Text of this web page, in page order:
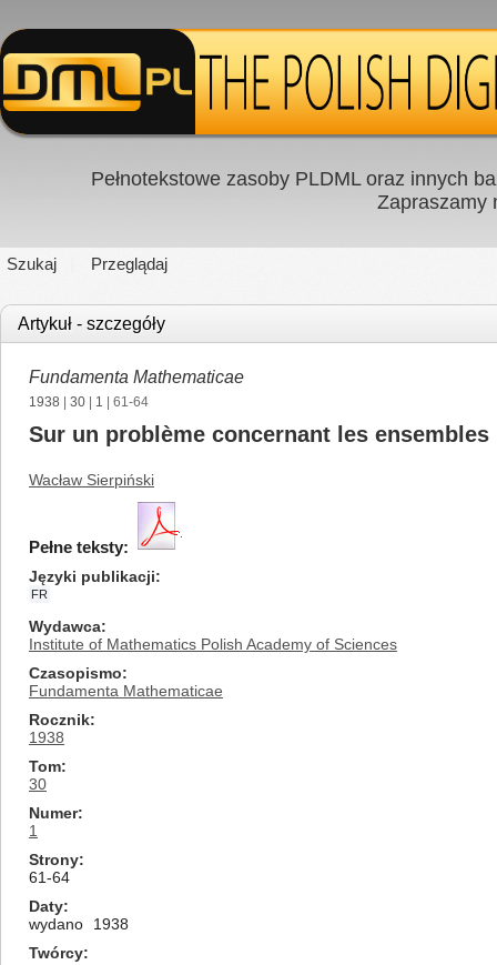
Pełnotekstowe zasoby PLDML oraz innych
Zapraszamy
Szukaj Przeglądaj
Artykuł - szczegóły
Fundamenta Mathematicae
1938 30 1 | 61-64
Sur un problème concernant les
Wacław Sierpiński
Pełne teksty:
Języki publikacji
FR
Wydawca
Institute of Mathematics Polish Academy of Sciences
Czasopismo
Fundamenta Mathematicae
Rocznik
1938
Tom
30
Numer
1
Strony
61-64
Daty
wydano
1938
Twórcy